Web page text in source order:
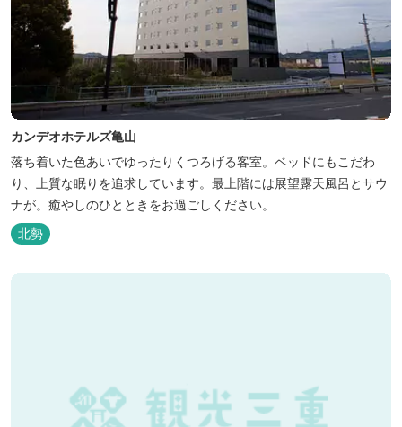
カンデオホテルズ亀山
落ち着いた色あいでゆったりくつろげる客室。ベッドにもこだわ
り、上質な眠りを追求しています。最上階には展望露天風呂とサウ
ナが。癒やしのひとときをお過ごしください。
北勢